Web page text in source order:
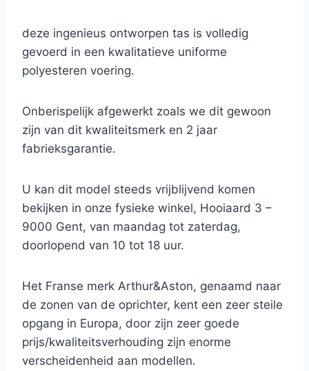
deze ingenieus ontworpen tas is volledig
gevoerd in een kwalitatieve uniforme
polyesteren voering.
Onberispelijk afgewerkt zoals we dit gewoon
zijn van dit kwaliteitsmerk en 2 jaar
fabrieksgarantie.
U kan dit model steeds vrijblijvend komen
bekijken in onze fysieke winkel, Hooiaard 3 –
9000 Gent, van maandag tot zaterdag,
doorlopend van 10 tot 18 uur.
Het Franse merk Arthur&Aston, genaamd naar
de zonen van de oprichter, kent een zeer steile
opgang in Europa, door zijn zeer goede
prijs/kwaliteitsverhouding zijn enorme
verscheidenheid aan modellen.